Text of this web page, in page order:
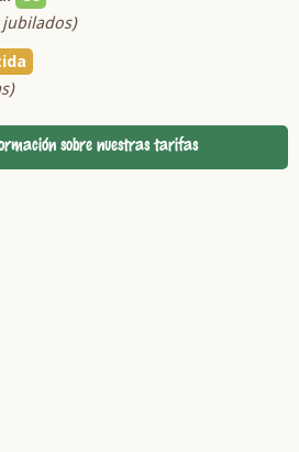
jubilados)
sobre nuestras tarifas